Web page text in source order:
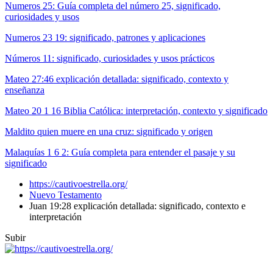
Numeros 25: Guía completa del número 25, significado,
curiosidades y usos
Numeros 23 19: significado, patrones y aplicaciones
Números 11: significado, curiosidades y usos prácticos
Mateo 27:46 explicación detallada: significado, contexto y
enseñanza
Mateo 20 1 16 Biblia Católica: interpretación, contexto y significado
Maldito quien muere en una cruz: significado y origen
Malaquías 1 6 2: Guía completa para entender el pasaje y su
significado
https://cautivoestrella.org/
Nuevo Testamento
Juan 19:28 explicación detallada: significado, contexto e
interpretación
Subir